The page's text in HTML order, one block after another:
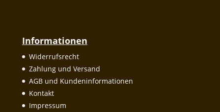
Informationen
Widerrufsrecht
Zahlung und Versand
AGB und Kundeninformationen
Kontakt
Impressum